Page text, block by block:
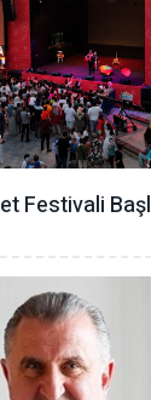
Festivali